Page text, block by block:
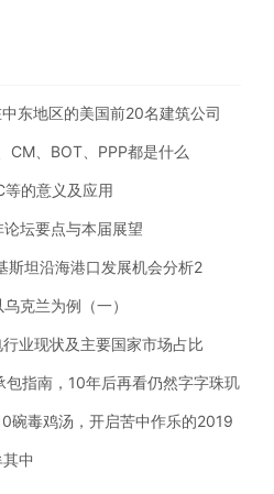
东地区的美国前20名建筑公司
CM、BOT、PPP都是什么
等的意义及应用
坛要点与本届展望
斯坦沿海港口发展机会分析2
克兰为例（一）
业现状及主要国家市场占比
包指南，10年后再看仍然字字珠玑
碗毒鸡汤，开启苦中作乐的2019
中